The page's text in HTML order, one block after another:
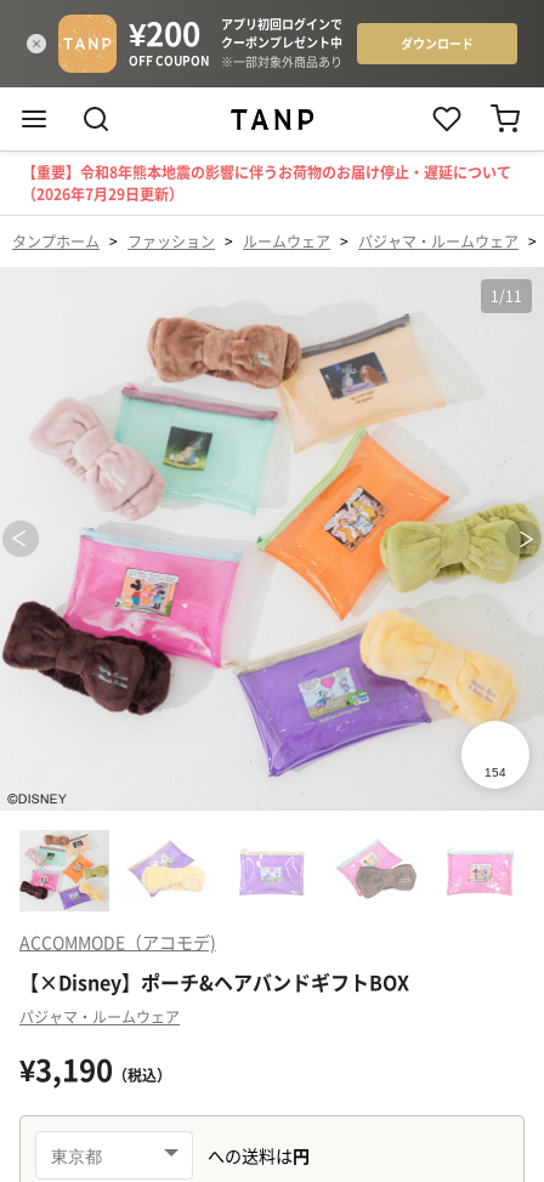
【重要】令和8年熊本地震の影響に伴うお荷物のお届け停止・遅延について
（2026年7月29日更新）
タンプホーム > ファッション > ルームウェア > パジャマ・ルームウェア >
1 /11
ACCOMMODE（アコモデ)
【×Disney】ポーチ&ヘアバンドギフトBOX
パジャマ・ルームウェア
¥3,190 （税込）